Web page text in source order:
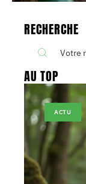
RECHERCHE
AU TOP
ACTU